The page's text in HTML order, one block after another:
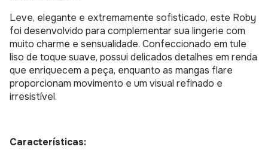
Leve, elegante e extremamente sofisticado, este Roby
foi desenvolvido para complementar sua lingerie com
muito charme e sensualidade. Confeccionado em tule
liso de toque suave, possui delicados detalhes em renda
que enriquecem a peça, enquanto as mangas flare
proporcionam movimento e um visual refinado e
irresistível.
Características: